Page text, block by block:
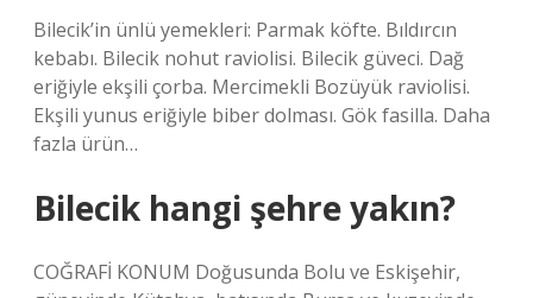
Bilecik’in ünlü yemekleri: Parmak köfte. Bıldırcın
kebabı. Bilecik nohut raviolisi. Bilecik güveci. Dağ
eriğiyle ekşili çorba. Mercimekli Bozüyük raviolisi.
Ekşili yunus eriğiyle biber dolması. Gök fasilla. Daha
fazla ürün…
Bilecik hangi şehre yakın?
COĞRAFİ KONUM Doğusunda Bolu ve Eskişehir,